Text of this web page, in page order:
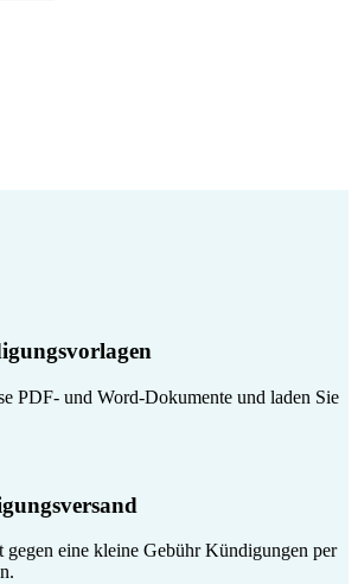
PDF- und Word-Dokumente und laden Sie
gegen eine kleine Gebühr Kündigungen per